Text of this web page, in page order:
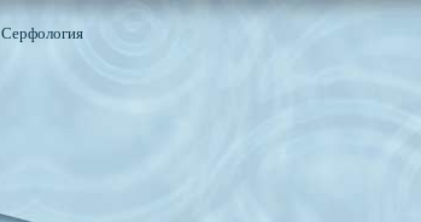
Серфология